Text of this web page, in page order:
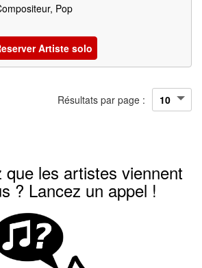
Pop
Artiste solo
Résultats par page :
que les artistes viennent
? Lancez un appel !